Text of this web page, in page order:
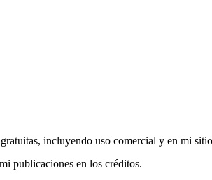
incluyendo uso comercial y en mi
publicaciones en los créditos.